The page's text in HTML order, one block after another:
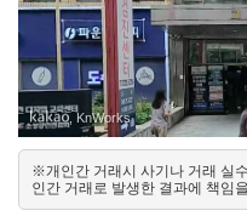
남동
, KnWorks
※개인간 거래시 사기나 거래 실
인간 거래로 발생한 결과에 책임